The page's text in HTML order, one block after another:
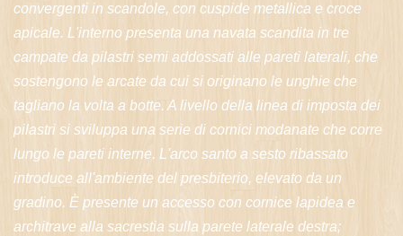
convergenti in scandole, con cuspide metallica e croce
apicale. L'interno presenta una navata scandita in tre
campate da pilastri semi addossati alle pareti laterali, che
sostengono le arcate da cui si originano le unghie che
tagliano la volta a botte. A livello della linea di imposta dei
pilastri si sviluppa una serie di cornici modanate che corre
lungo le pareti interne. L'arco santo a sesto ribassato
introduce all'ambiente del presbiterio, elevato da un
gradino. È presente un accesso con cornice lapidea e
architrave alla sacrestia sulla parete laterale destra;